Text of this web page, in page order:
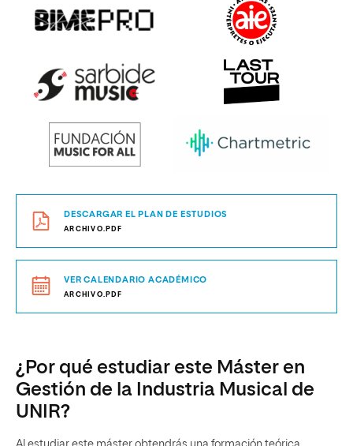
DESCARGAR EL PLAN DE ESTUDIOS
ARCHIVO.PDF
VER CALENDARIO ACADÉMICO
ARCHIVO.PDF
¿Por qué estudiar este Máster en
Gestión de la Industria Musical de
UNIR?